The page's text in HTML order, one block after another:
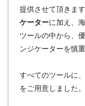
提供させて頂きます
ケーターに加え、
ツールの中から、
ンジケーターを慎
すべてのツールに、
をご用意しました。